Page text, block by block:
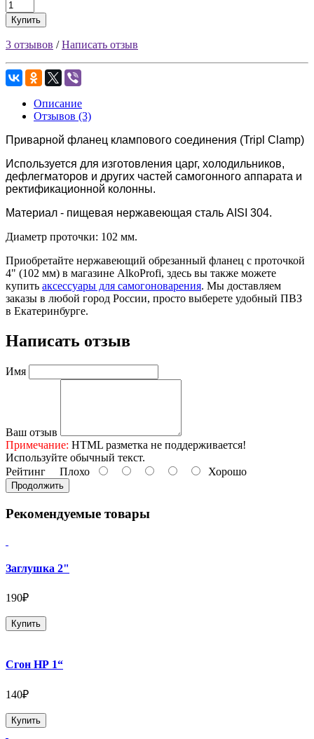
Купить
3 отзывов /Написать отзыв
Описание
Отзывов (3)
Приварной фланец клампового соединения (Tripl Clamp)
Используется для изготовления царг, холодильников,
дефлегматоров и других частей самогонного аппарата и
ректификационной колонны.
Материал - пищевая нержавеющая сталь AISI 304.
Диаметр проточки: 102 мм.
Приобретайте нержавеющий обрезанный фланец с проточкой
4" (102 мм) в магазине AlkoProfi, здесь вы также можете
купить аксессуары для самогоноварения. Мы доставляем
заказы в любой город России, просто выберете удобный ПВЗ
в Екатеринбурге.
Написать отзыв
Имя
Ваш отзыв
Примечание: HTML разметка не поддерживается!
Используйте обычный текст.
Рейтинг Плохо Хорошо
Продолжить
Рекомендуемые товары
Заглушка 2"
190₽
Купить
Сгон НР 1“
140₽
Купить